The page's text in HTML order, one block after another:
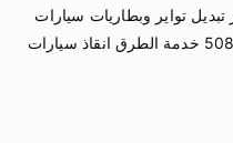
خدمة المساعدة على الطريق 50805535 خدمة الطرق انقاذ سيارات